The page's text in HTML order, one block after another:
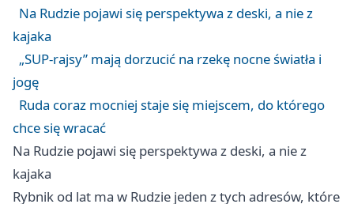
Na Rudzie pojawi się perspektywa z deski, a nie z
kajaka
„SUP-rajsy” mają dorzucić na rzekę nocne światła i
jogę
Ruda coraz mocniej staje się miejscem, do którego
chce się wracać
Na Rudzie pojawi się perspektywa z deski, a nie z
kajaka
Rybnik od lat ma w Rudzie jeden z tych adresów, które